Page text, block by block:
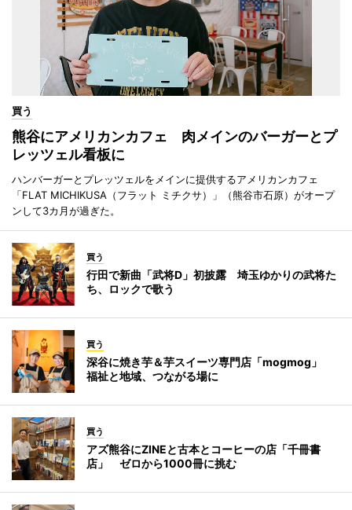
買う
熊谷にアメリカンカフェ 肉メインのバーガーとプ
レッツェル看板に
ハンバーガーとプレッツェルをメインに提供するアメリカンカフェ
「FLAT MICHIKUSA（フラット ミチクサ）」（熊谷市石原）がオープ
ンして3カ月が過ぎた。
買う
行田で新曲「武将D」初披露 埼玉ゆかりの武将た
ち、ロックで歌う
買う
深谷に焼き芋＆芋スイーツ専門店「mogmog」
福祉と地域、つながる場に
買う
アズ熊谷にZINEと古本とコーヒーの店「千冊書
店」 ゼロから1000冊に挑む